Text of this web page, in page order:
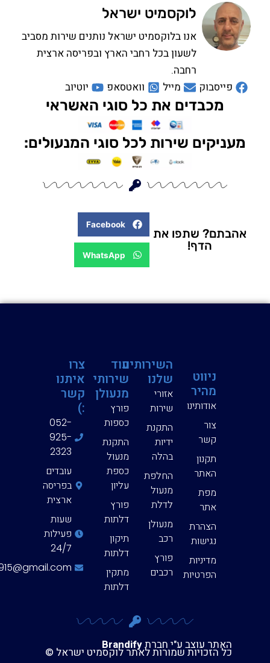
לוקסמיט ישראל
אנו בלוקסמיט ישראל נותנים שירות מסביב
לשעון בכל רחבי הארץ ובפריסה ארצית
פייסבוק
מייל וואטסאפ יוטיוב
מכבדים את כל סוגי האשראי
שירות לכל סוגי המנעולים:
Facebook
WhatsApp
שתפו את
השירותים
שלנו
אזורי
שירות
התקנת
ידיות
בהלה
החלפת
מנעול
לדלת
מנעולן
רכב
פורץ
רכבים
עוד
שירותי
מנעולן
פורץ
כספות
התקנת
מנעול
כספת
עליון
פורץ
דלתות
תיקון
דלתות
מתקין
צרו
איתנו
קשר
:)
052-
925-
בפריסה
שעות
פעילות
24/7
eyal123915@gmail.com
האתר עוצב ע"י חברתBrandify
כל הזכויות שמורות לאתר לוקסמיט ישראל ©